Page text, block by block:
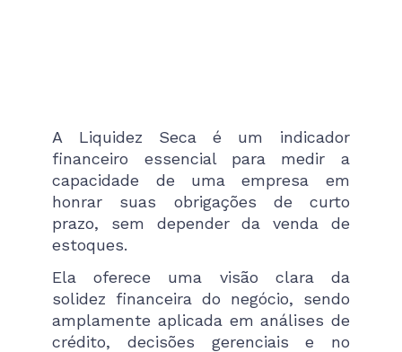
A Liquidez Seca é um indicador
financeiro essencial para medir a
capacidade de uma empresa em
honrar suas obrigações de curto
prazo, sem depender da venda de
estoques.
Ela oferece uma visão clara da
solidez financeira do negócio, sendo
amplamente aplicada em análises de
crédito, decisões gerenciais e no